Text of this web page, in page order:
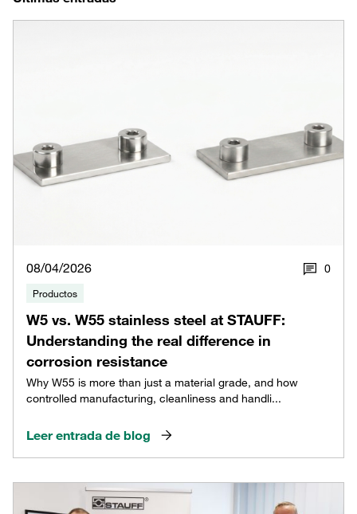
08/04/2026 0
Productos
W5 vs. W55 stainless steel at STAUFF:
Understanding the real difference in
corrosion resistance
Why W55 is more than just a material grade, and how
controlled manufacturing, cleanliness and handli...
Leer entrada de blog